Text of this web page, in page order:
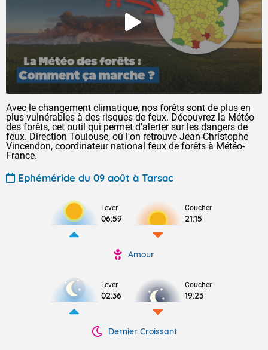
Avec le changement climatique, nos forêts sont de plus en
plus vulnérables à des risques de feux. Découvrez la Météo
des forêts, cet outil qui permet d'alerter sur les dangers de
feux. Direction Toulouse, où l'on retrouve Jean-Christophe
Vincendon, coordinateur national feux de forêts à Météo-
France.
Ephéméride du 09 août à Tarsac
Lever
06:59
Coucher
21:15
Amour
Lever
02:36
Coucher
19:23
Dernier Croissant